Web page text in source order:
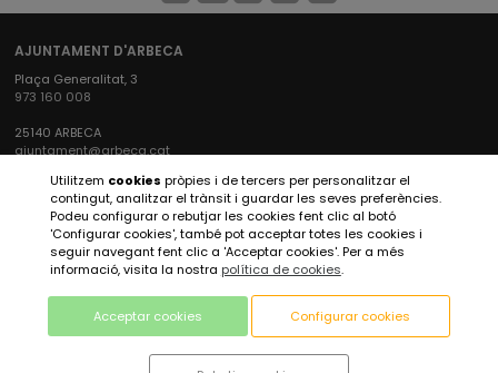
AJUNTAMENT D'ARBECA
Plaça Generalitat, 3
973 160 008
25140 ARBECA
ajuntament@arbeca.cat
XARXES SOCIALS AJUNTAMENT
XARXES SOCIALS ARBECA TURISME
Utilitzem cookies pròpies i de tercers per personalitzar el
contingut, analitzar el trànsit i guardar les seves preferències.
Podeu configurar o rebutjar les cookies fent clic al botó
'Configurar cookies', també pot acceptar totes les cookies i
seguir navegant fent clic a 'Acceptar cookies'. Per a més
informació, visita la nostra política de cookies.
Acceptar cookies Configurar cookies